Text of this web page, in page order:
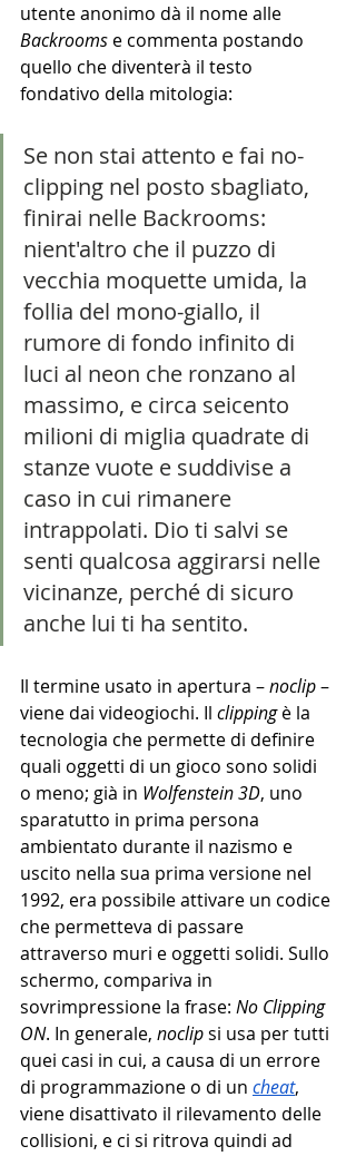
utente anonimo dà il nome alle
Backrooms e commenta postando
quello che diventerà il testo
fondativo della mitologia:
Se non stai attento e fai no-
clipping nel posto sbagliato,
finirai nelle Backrooms:
nient'altro che il puzzo di
vecchia moquette umida, la
follia del mono-giallo, il
rumore di fondo infinito di
luci al neon che ronzano al
massimo, e circa seicento
milioni di miglia quadrate di
stanze vuote e suddivise a
caso in cui rimanere
intrappolati. Dio ti salvi se
senti qualcosa aggirarsi nelle
vicinanze, perché di sicuro
anche lui ti ha sentito.
Il termine usato in apertura – noclip –
viene dai videogiochi. Il clipping è la
tecnologia che permette di definire
quali oggetti di un gioco sono solidi
o meno; già in Wolfenstein 3D, uno
sparatutto in prima persona
ambientato durante il nazismo e
uscito nella sua prima versione nel
1992, era possibile attivare un codice
che permetteva di passare
attraverso muri e oggetti solidi. Sullo
schermo, compariva in
sovrimpressione la frase: No Clipping
ON. In generale, noclip si usa per tutti
quei casi in cui, a causa di un errore
di programmazione o di un cheat,
viene disattivato il rilevamento delle
collisioni, e ci si ritrova quindi ad